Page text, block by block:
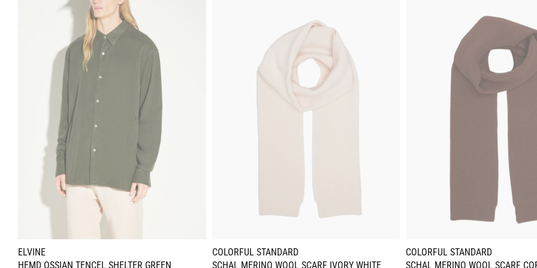
ELVINE
HEMD OSSIAN TENCEL SHELTER GREEN
COLORFUL STANDARD
SCHAL MERINO WOOL SCARF IVORY WHITE
COLORFUL STANDARD
SCHAL MERINO WOOL SCARF